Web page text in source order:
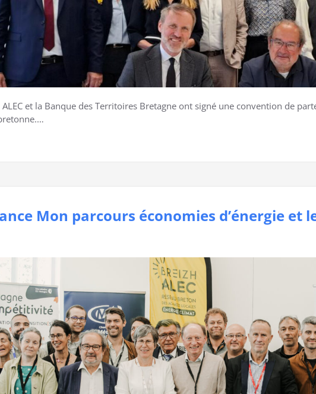
et la Banque des Territoires Bretagne ont signé une convention de
Mon parcours économies d’énergie et